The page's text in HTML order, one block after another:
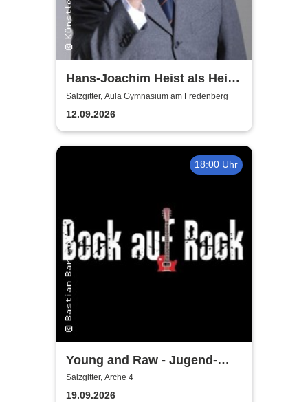
Hans-Joachim Heist als Heinz
Erhard - Noch'n Gedicht
Salzgitter, Aula Gymnasium am Fredenberg
12.09.2026
18:00 Uhr
Young and Raw - Jugend-
Konzert
Salzgitter, Arche 4
19.09.2026